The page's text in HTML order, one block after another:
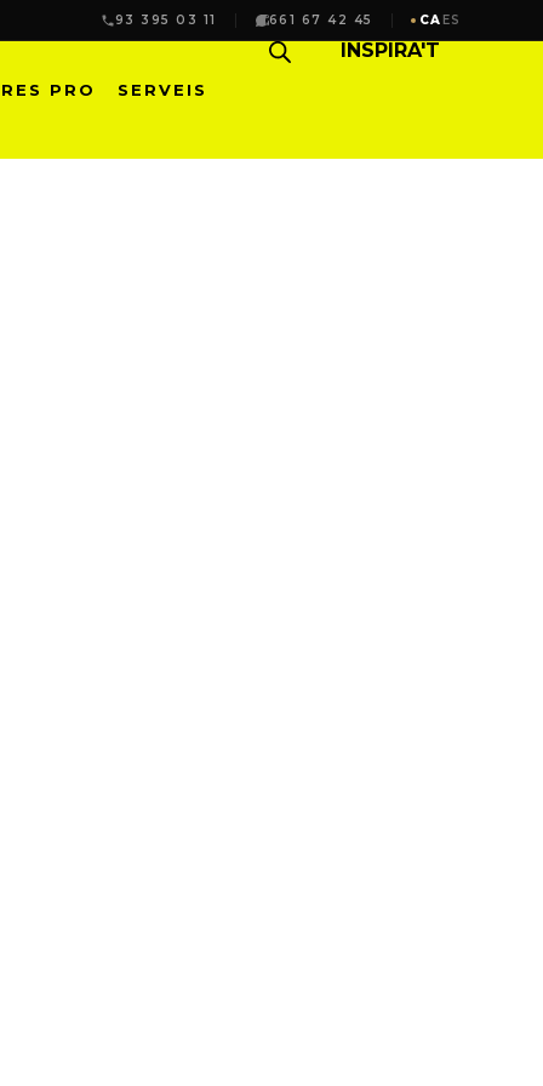
93 395 03 11 661 67 42 45 CA ES
PRO SERVEIS
INSPIRA'T